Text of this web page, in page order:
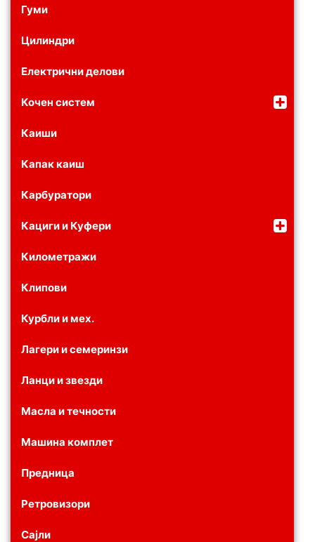
Гуми
Цилиндри
Електрични делови
Кочен систем
Каиши
Капак каиш
Карбуратори
Кациги и Куфери
Километражи
Клипови
Курбли и мех.
Лагери и семеринзи
Ланци и звезди
Масла и течности
Машина комплет
Предница
Ретровизори
Сајли